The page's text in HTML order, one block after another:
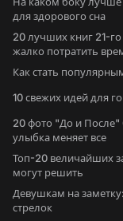
для здорового сна
20 лучших книг 21-
жалко потратить
Как стать
10 свежих идей для
20 фото "До и После"
улыбка меняет все
Топ-20 величайших
могут решить
Девушкам на
стрелок